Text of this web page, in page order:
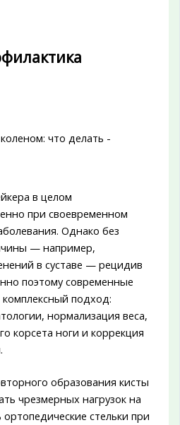
в целом
при своевременном
Однако без
— например,
в суставе — рецидив
поэтому современные
подход:
нормализация веса,
корсета ноги и коррекция
образования кисты
чрезмерных нагрузок на
стельки при